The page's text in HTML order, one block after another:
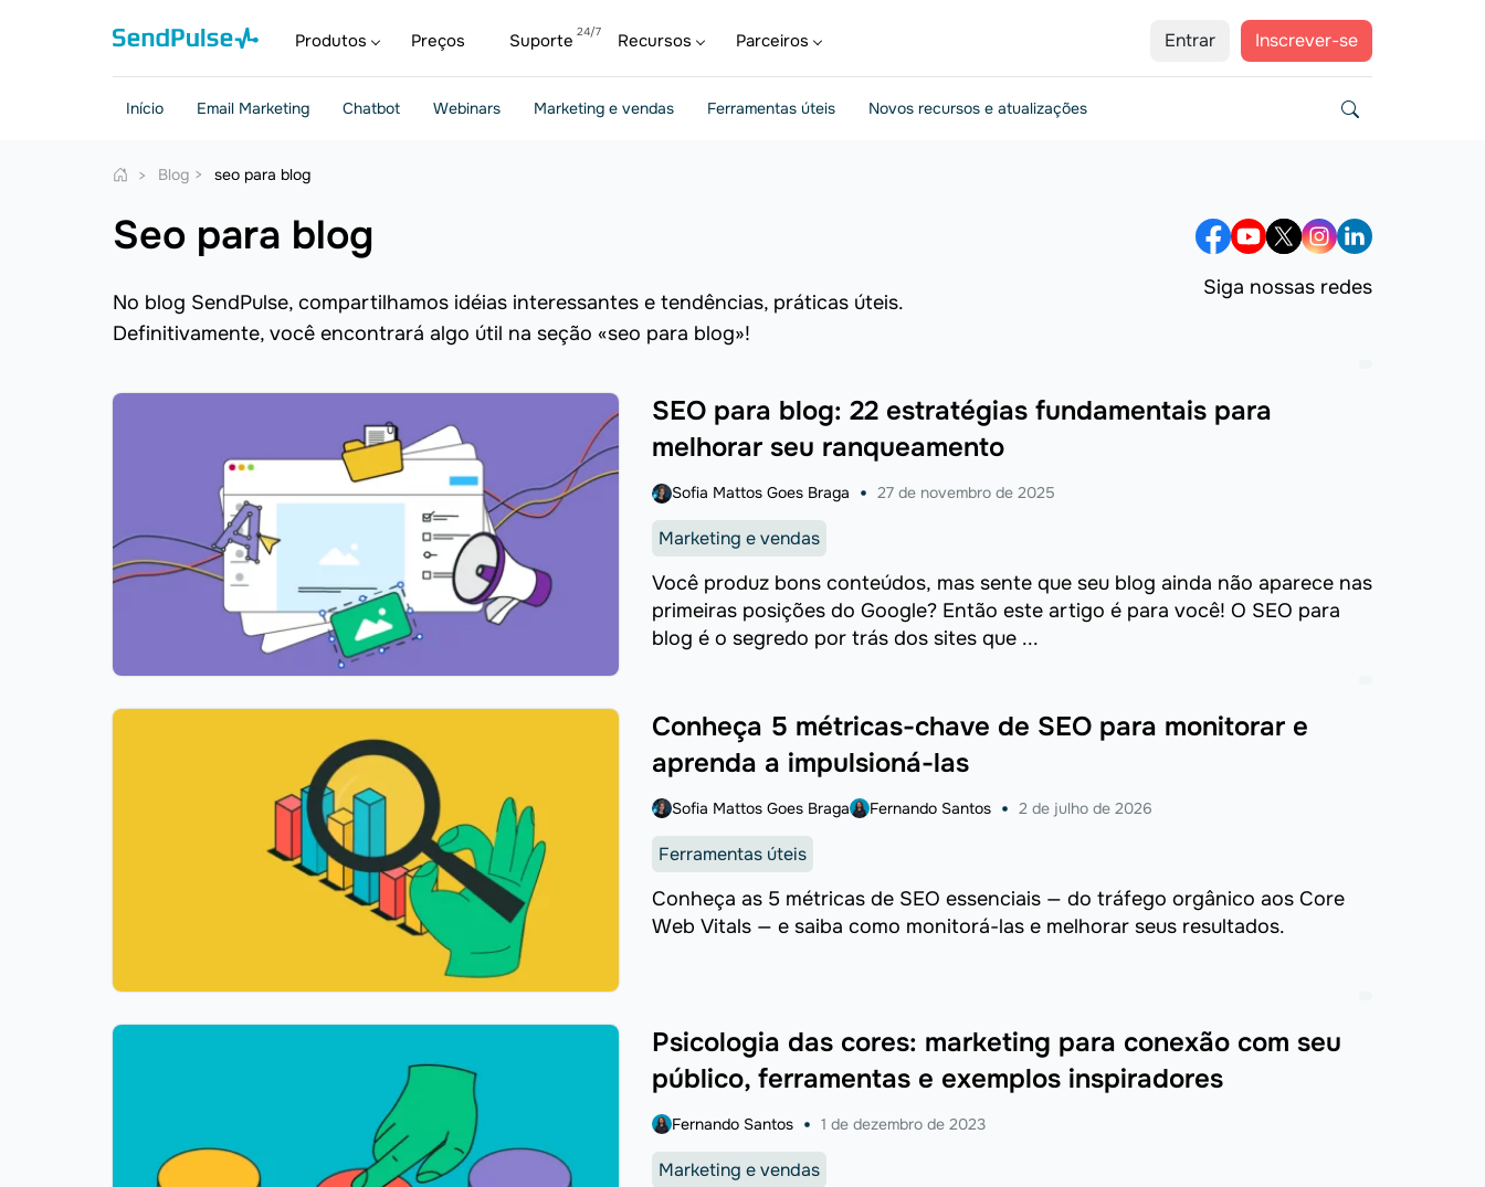
Entrar Inscrever-se
Produtos Preços Suporte Recursos Parceiros
Início Email Marketing Chatbot Webinars Marketing e vendas Ferramentas úteis Novos recursos e atualizações
Blog seo para blog
seo para blog
No blog SendPulse, compartilhamos idéias interessantes e tendências, práticas úteis.
Definitivamente, você encontrará algo útil na seção «seo para blog»!
Siga nossas redes
SEO para blog: 22 estratégias fundamentais para
melhorar seu ranqueamento
Sofia Mattos Goes Braga 27 de novembro de 2025
Marketing e vendas
Você produz bons conteúdos, mas sente que seu blog ainda não aparece nas
primeiras posições do Google? Então este artigo é para você! O SEO para
blog é o segredo por trás dos sites que ...
Conheça 5 métricas-chave de SEO para monitorar e
aprenda a impulsioná-las
Sofia Mattos Goes Braga Fernando Santos 2 de julho de 2026
Ferramentas úteis
Conheça as 5 métricas de SEO essenciais — do tráfego orgânico aos Core
Web Vitals — e saiba como monitorá-las e melhorar seus resultados.
Psicologia das cores: marketing para conexão com seu
público, ferramentas e exemplos inspiradores
Fernando Santos 1 de dezembro de 2023
Marketing e vendas